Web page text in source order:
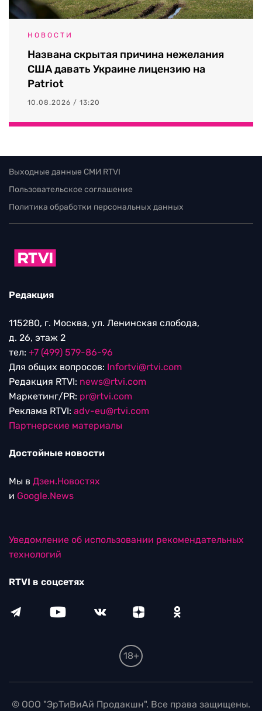
НОВОСТИ
Названа скрытая причина нежелания
США давать Украине лицензию на
Patriot
10.08.2026 / 13:20
Выходные данные СМИ RTVI
Пользовательское соглашение
Политика обработки персональных данных
Редакция
115280, г. Москва, ул. Ленинская слобода,
д. 26, этаж 2
тел: +7 (499) 579-86-96
Для общих вопросов: Infortvi@rtvi.com
Редакция RTVI: news@rtvi.com
Маркетинг/PR: pr@rtvi.com
Реклама RTVI: adv-eu@rtvi.com
Партнерские материалы
Достойные новости
Мы в Дзен.Новостях
и Google.News
Уведомление об использовании рекомендательных
технологий
RTVI в соцсетях
18+
© ООО "ЭрТиВиАй Продакшн". Все права защищены.